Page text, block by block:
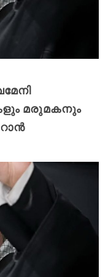
മരുമകനും